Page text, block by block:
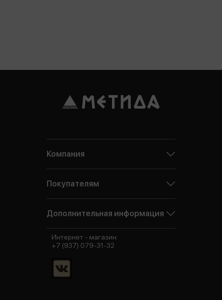
Компания
Покупателям
Дополнительная информация
Интернет - магазин:
+7 (937) 079-31-32